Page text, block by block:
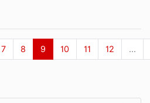
7 8 9 10 11 12 ...